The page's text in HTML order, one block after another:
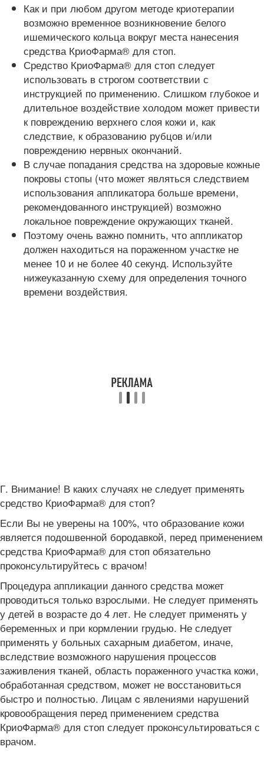
Как и при любом другом методе криотерапии
возможно временное возникновение белого
ишемического кольца вокруг места нанесения
средства КриоФарма® для стоп.
Средство КриоФарма® для стоп следует
использовать в строгом соответствии с
инструкцией по применению. Слишком глубокое и
длительное воздействие холодом может привести
к повреждению верхнего слоя кожи и, как
следствие, к образованию рубцов и/или
повреждению нервных окончаний.
В случае попадания средства на здоровые кожные
покровы стопы (что может являться следствием
использования аппликатора больше времени,
рекомендованного инструкцией) возможно
локальное повреждение окружающих тканей.
Поэтому очень важно помнить, что аппликатор
должен находиться на пораженном участке не
менее 10 и не более 40 секунд. Используйте
нижеуказанную схему для определения точного
времени воздействия.
Г. Внимание! В каких случаях не следует применять
средство КриоФарма® для стоп?
Если Вы не уверены на 100%, что образование кожи
является подошвенной бородавкой, перед применением
средства КриоФарма® для стоп обязательно
проконсультируйтесь с врачом!
Процедура аппликации данного средства может
проводиться только взрослыми. Не следует применять
у детей в возрасте до 4 лет. Не следует применять у
беременных и при кормлении грудью. Не следует
применять у больных сахарным диабетом, иначе,
вследствие возможного нарушения процессов
заживления тканей, область пораженного участка кожи,
обработанная средством, может не восстановиться
быстро и полностью. Лицам c явлениями нарушений
кровообращения перед применением средства
КриоФарма® для стоп следует проконсультироваться с
врачом.